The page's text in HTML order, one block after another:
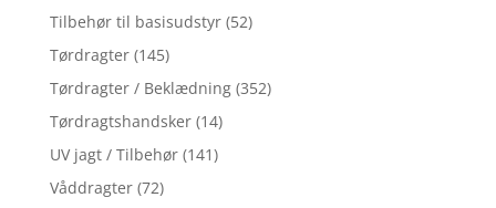
Tilbehør til basisudstyr (52)
Tørdragter (145)
Tørdragter / Beklædning (352)
Tørdragtshandsker (14)
UV jagt / Tilbehør (141)
Våddragter (72)